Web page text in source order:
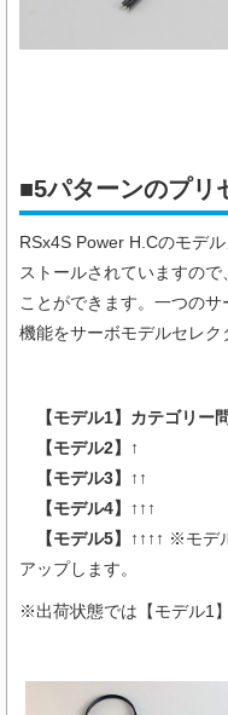
■5パターンのプリ
RSx4S Power H.Cのモデ
ストールされていますの
ことができます。一つの
機能をサーボモデルセレク
【モデル1】カテゴリー
【モデル2】↑
【モデル3】↑↑
【モデル4】↑↑↑
【モデル5】↑↑↑↑ ※モデ
アップします。
※出荷状態では【モデル1